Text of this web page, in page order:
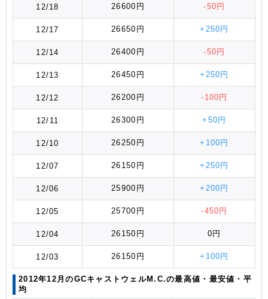
12/18 26600円 -50円
12/17 26650円 +250円
12/14 26400円 -50円
12/13 26450円 +250円
12/12 26200円 -100円
12/11 26300円 +50円
12/10 26250円 +100円
12/07 26150円 +250円
12/06 25900円 +200円
12/05 25700円 -450円
12/04 26150円 0円
12/03 26150円 +100円
2012年12月のGCキャストウェルM.C.の最高値 ・最安値 ・平
均